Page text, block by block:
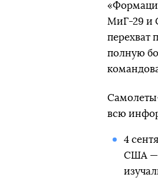
МиГ-29 и
перехват
полную
всю
4
США —